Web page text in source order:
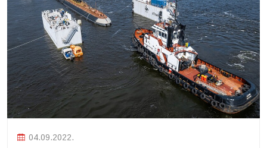
04.09.2022.